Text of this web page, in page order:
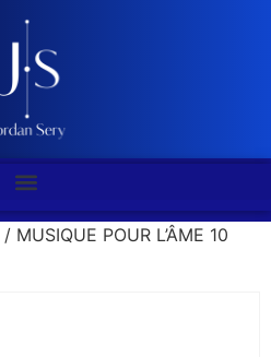
/ MUSIQUE POUR L’ÂME 10